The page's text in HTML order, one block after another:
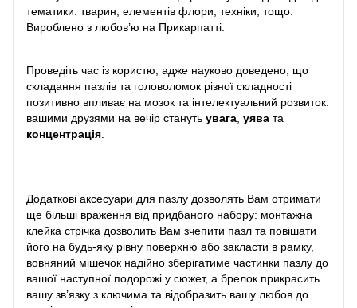
тематики: тварин, елементів флори, техніки, тощо.
Вироблено з любов’ю на Прикарпатті.
Проведіть час із користю, адже науково доведено, що
складання пазлів та головоломок різної складності
позитивно впливає на мозок та інтелектуальний розвиток:
вашими друзями на вечір стануть увага уява та
концентрація
Додаткові аксесуари для пазлу дозволять Вам отримати
ще більші враження від придбаного набору: монтажна
клейка стрічка дозволить Вам зчепити пазл та повішати
його на будь-яку рівну поверхню або закласти в рамку,
вовняний мішечок надійно зберігатиме частинки пазлу до
вашої наступної подорожі у сюжет, а брелок прикрасить
вашу зв’язку з ключима та відобразить вашу любов до